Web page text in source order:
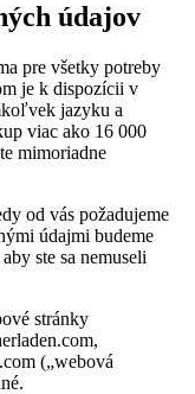
údajov
pre všetky potreby
je k dispozícii v
jazyku a
viac ako 16 000
mimoriadne
od vás požadujeme
údajmi budeme
ste sa nemuseli
stránky
(„webová